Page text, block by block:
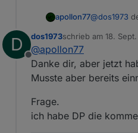
apollon77@dos1973
D
Offline
dos1973schrieb am 18.
zuletzt editiert von
@apollon77
Danke dir, aber jetzt
Musste aber bereits
Frage.
ich habe DP die